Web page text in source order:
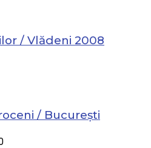
/ Vlădeni 2008
/ București